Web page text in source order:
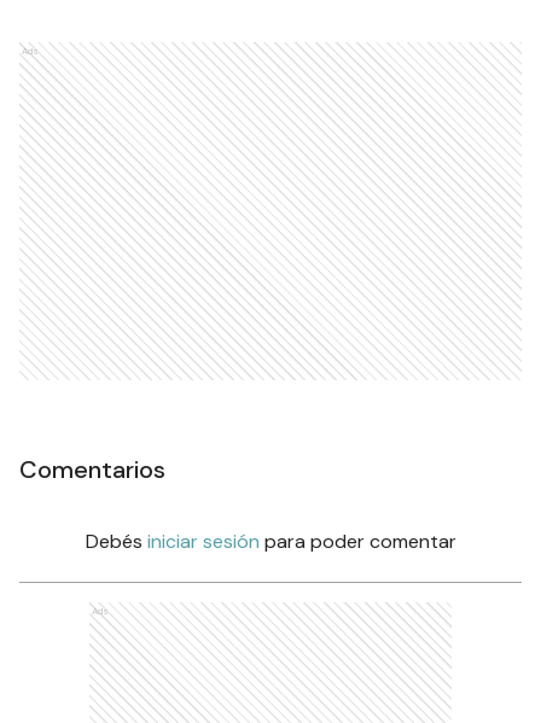
Ads
Comentarios
Debés iniciar sesión para poder comentar
Ads